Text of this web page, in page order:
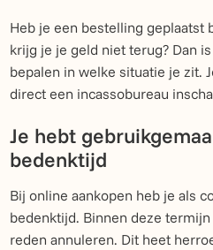
Heb je een bestelling geplaatst
krijg je je geld niet terug? Dan
bepalen in welke situatie je zit.
direct een incassobureau
Je hebt
bedenktijd
Bij online aankopen heb je als
bedenktijd. Binnen deze
reden annuleren. Dit heet